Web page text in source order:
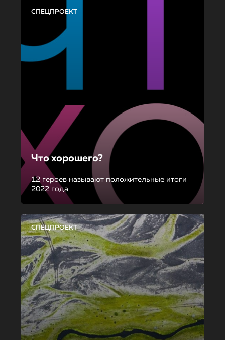
СПЕЦПРОЕКТ
Что хорошего?
12 героев называют положительные итоги
2022 года
СПЕЦПРОЕКТ